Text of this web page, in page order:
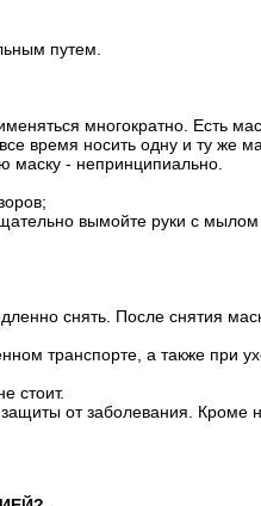
путем.
многократно. Есть
время носить одну и ту же
маску - непринципиально.
вымойте руки с
снять. После снятия
транспорте, а также при
стоит.
от заболевания. Кроме